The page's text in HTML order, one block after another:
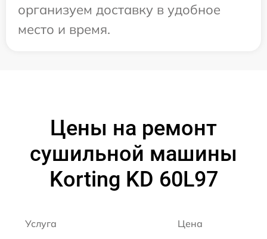
организуем доставку в удобное
место и время.
Цены на ремонт
сушильной машины
Korting KD 60L97
Услуга Цена